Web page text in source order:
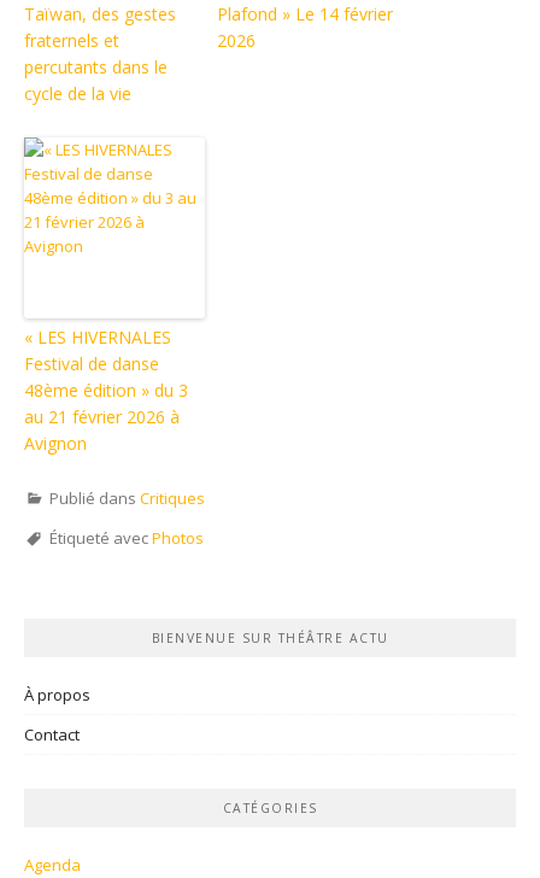
Taïwan, des gestes
fraternels et
percutants dans le
cycle de la vie
Plafond » Le 14 février
2026
« LES HIVERNALES
Festival de danse
48ème édition » du 3
au 21 février 2026 à
Avignon
Publié dans Critiques
Étiqueté avecPhotos
BIENVENUE SUR THÉÂTRE ACTU
À propos
Contact
CATÉGORIES
Agenda